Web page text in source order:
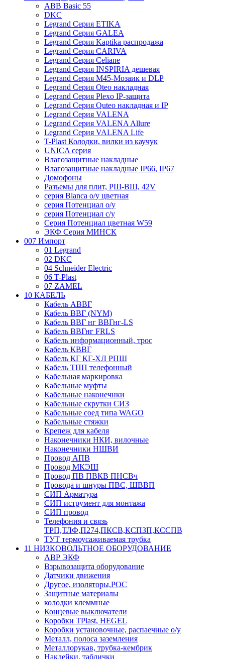
ABB Basic 55
DKC
Legrand Серия ETIKA
Legrand Серия GALEA
Legrand Серия Kaptika распродажа
Legrand Серия CARIVA
Legrand Серия Celiane
Legrand Серия INSPIRIA дешевая
Legrand Серия M45-Мозаик и DLP
Legrand Серия Oteo накладная
Legrand Серия Plexo IP-защита
Legrand Серия Quteo накладная и IP
Legrand Серия VALENA
Legrand Серия VALENA Allure
Legrand Серия VALENA Life
T-Plast Колодки, вилки из каучук
UNICA серия
Влагозащитные накладные
Влагозащитные накладные IP66, IP67
Домофоны
Разъемы для плит, РШ-ВШ, 42V
серия Blanca о/у цветная
серия Потенциал о/у
серия Потенциал с/у
Серия Потенциал цветная W59
ЭКФ Серия МИНСК
007 Импорт
01 Legrand
02 DKC
04 Schneider Electric
06 T-Plast
07 ZAMEL
10 КАБЕЛЬ
Кабель АВВГ
Кабель ВВГ (NYM)
Кабель ВВГ нг ВВГнг-LS
Кабель ВВГнг FRLS
Кабель информационный, трос
Кабель КВВГ
Кабель КГ КГ-ХЛ РПШ
Кабель ТПП телефонный
Кабельная маркировка
Кабельные муфты
Кабельные наконечнки
Кабельные скрутки СИЗ
Кабельные соед типа WAGO
Кабельные стяжки
Крепеж для кабеля
Наконечники НКИ, вилочные
Наконечники НШВИ
Провод АПВ
Провод МКЭШ
Провод ПВ ПВКВ ПНСВч
Провода и шнуры ПВС, ШВВП
СИП Арматура
СИП иструмент для монтажа
СИП провод
Телефония и связь
ТРП,ТЛФ,П274,ПКСВ,КСПЗП,КССПВ
ТУТ термоусаживаемая трубка
11 НИЗКОВОЛЬТНОЕ ОБОРУДОВАНИЕ
АВР ЭКФ
Взрывозащита оборудование
Датчики движения
Другое, изоляторы,РОС
Защитные материалы
колодки клеммные
Концевые выключатели
Коробки TPlast, HEGEL
Коробки установочные, распаечные о/у
Металл, полоса заземления
Металлорукав, трубка-кембрик
Наклейки, таблички